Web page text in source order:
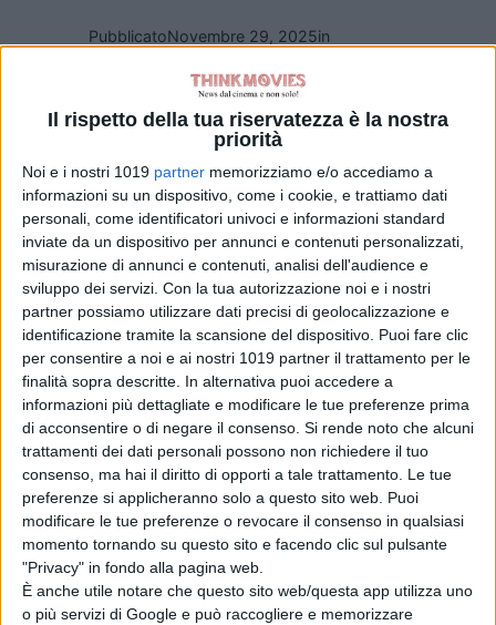
Il rispetto della tua riservatezza è la nostra
priorità
Noi e i nostri 1019 partner memorizziamo e/o accediamo a
informazioni su un dispositivo, come i cookie, e trattiamo dati
personali, come identificatori univoci e informazioni standard
inviate da un dispositivo per annunci e contenuti personalizzati,
misurazione di annunci e contenuti, analisi dell'audience e
sviluppo dei servizi. Con la tua autorizzazione noi e i nostri
partner possiamo utilizzare dati precisi di geolocalizzazione e
identificazione tramite la scansione del dispositivo. Puoi fare clic
per consentire a noi e ai nostri 1019 partner il trattamento per le
finalità sopra descritte. In alternativa puoi accedere a
informazioni più dettagliate e modificare le tue preferenze prima
di acconsentire o di negare il consenso. Si rende noto che alcuni
trattamenti dei dati personali possono non richiedere il tuo
consenso, ma hai il diritto di opporti a tale trattamento. Le tue
preferenze si applicheranno solo a questo sito web. Puoi
modificare le tue preferenze o revocare il consenso in qualsiasi
momento tornando su questo sito e facendo clic sul pulsante
"Privacy" in fondo alla pagina web.
È anche utile notare che questo sito web/questa app utilizza uno
o più servizi di Google e può raccogliere e memorizzare
PubblicatoNovembre 29, 2025in
News cinema e film
daLa Redazione
Tag:
Articoli recenti
Lionsgate rilancia
Leprechaun: il
folletto assassino
torna in un nuovo
film horror
di Emanuela Giuliani
Meadow Walker e
la Toyota Supra
di Paul Walker:
“Non l’ho
venduta”
Wonka 2, nessun
rinvio: la Warner